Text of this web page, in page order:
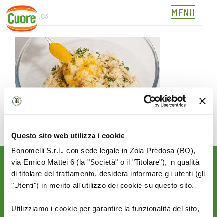
Questo sito web utilizza i cookie
Bonomelli S.r.l., con sede legale in Zola Predosa (BO),
via Enrico Mattei 6 (la "Società" o il "Titolare"), in qualità
di titolare del trattamento, desidera informare gli utenti (gli
"Utenti") in merito all'utilizzo dei cookie su questo sito.
Utilizziamo i cookie per garantire la funzionalità del sito,
Skip
content
MENU
346415_03
Rimani aggiornato sulle
novità del mondo Cuore: